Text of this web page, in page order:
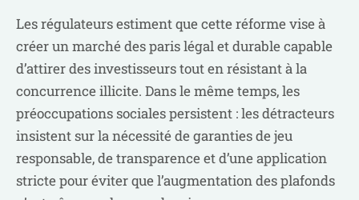
Les régulateurs estiment que cette réforme vise à
créer un marché des paris légal et durable capable
d’attirer des investisseurs tout en résistant à la
concurrence illicite. Dans le même temps, les
préoccupations sociales persistent : les détracteurs
insistent sur la nécessité de garanties de jeu
responsable, de transparence et d’une application
stricte pour éviter que l’augmentation des plafonds